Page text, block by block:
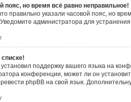
пояс, но время всё равно неправильное!
правильно указали часовой пояс, но
администратора для
поддержку вашего языка на
конференции, может ли он
phpBB на свой язык.